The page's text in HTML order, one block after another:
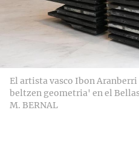
El artista vasco Ibon
beltzen geometria' en el
M. BERNAL